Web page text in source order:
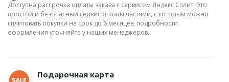
Доступна рассрочка оплаты заказа с сервисом Яндекс Сплит. Это
простой и безопасный сервис оплаты частями, с которым можно
сплитовать покупки на срок до 6 месяцев, подробности
оформления уточняйте у наших менеджеров.
Подарочная карта